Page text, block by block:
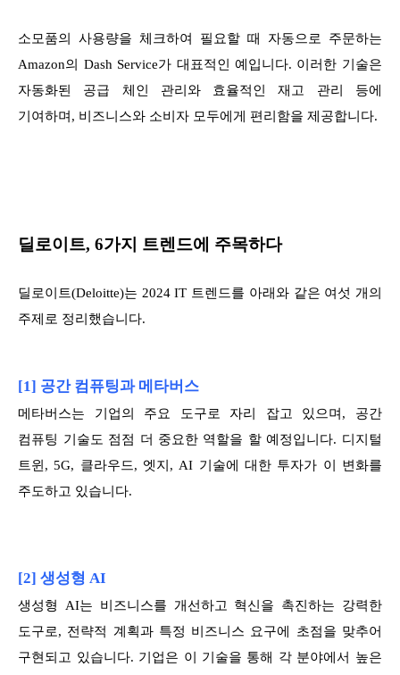
소모품의 사용량을 체크하여 필요할 때 자동으로 주문하는
Amazon의 Dash Service가 대표적인 예입니다. 이러한 기술은
자동화된 공급 체인 관리와 효율적인 재고 관리 등에
기여하며, 비즈니스와 소비자 모두에게 편리함을 제공합니다.
딜로이트, 6가지 트렌드에 주목하다
딜로이트(Deloitte)는 2024 IT 트렌드를 아래와 같은 여섯 개의
주제로 정리했습니다.
[1] 공간 컴퓨팅과 메타버스
메타버스는 기업의 주요 도구로 자리 잡고 있으며, 공간
컴퓨팅 기술도 점점 더 중요한 역할을 할 예정입니다. 디지털
트윈, 5G, 클라우드, 엣지, AI 기술에 대한 투자가 이 변화를
주도하고 있습니다.
[2] 생성형 AI
생성형 AI는 비즈니스를 개선하고 혁신을 촉진하는 강력한
도구로, 전략적 계획과 특정 비즈니스 요구에 초점을 맞추어
구현되고 있습니다. 기업은 이 기술을 통해 각 분야에서 높은